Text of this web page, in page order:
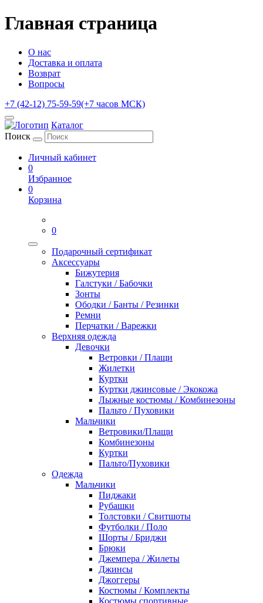
Главная страница
О нас
Доставка и оплата
Возврат
Вопросы
+7 (42-12) 75-59-59(+7 часов МСК)
Каталог
Поиск
Личный кабинет
0
Избранное
0
Корзина
0
Подарочный сертификат
Аксессуары
Бижутерия
Галстуки / Бабочки
Зонты
Ободки / Банты / Резинки
Ремни
Перчатки / Варежки
Верхняя одежда
Девочки
Ветровки / Плащи
Жилетки
Куртки
Куртки джинсовые / Экокожа
Лыжные костюмы / Комбинезоны
Пальто / Пуховики
Мальчики
Ветровики/Плащи
Комбинезоны
Куртки
Пальто/Пуховики
Одежда
Мальчики
Пиджаки
Рубашки
Толстовки / Свитшоты
Футболки / Поло
Шорты / Бриджи
Брюки
Джемпера / Жилеты
Джинсы
Джоггеры
Костюмы / Комплекты
Костюмы спортивные